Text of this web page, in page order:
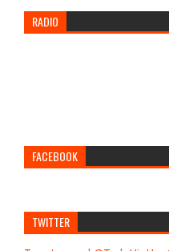
RADIO
FACEBOOK
TWITTER